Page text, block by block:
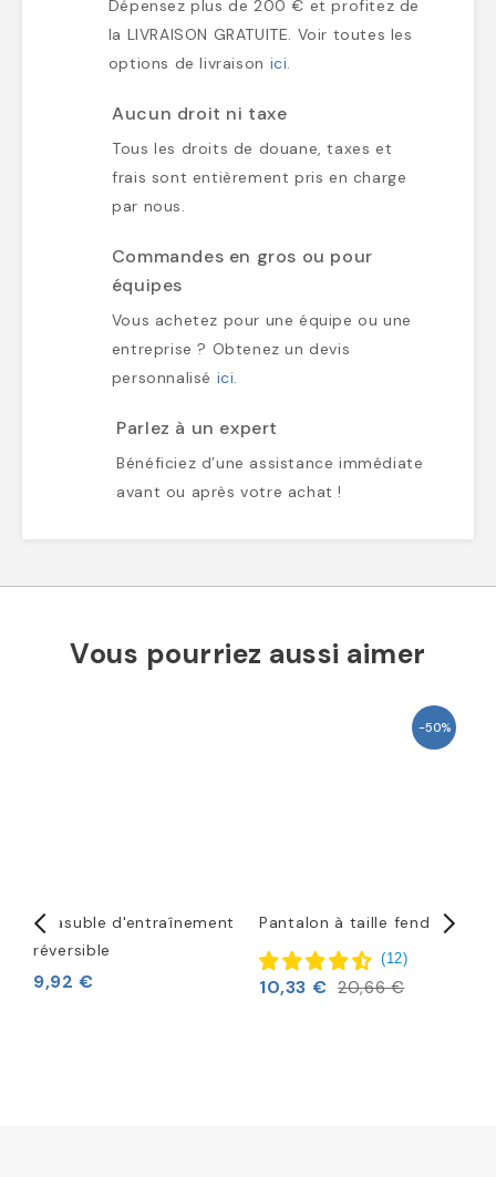
Dépensez plus de 200 € et profitez de
la LIVRAISON GRATUITE. Voir toutes les
options de livraison ici.
Aucun droit ni taxe
Tous les droits de douane, taxes et
frais sont entièrement pris en charge
par nous.
Commandes en gros ou pour
équipes
Vous achetez pour une équipe ou une
entreprise ? Obtenez un devis
personnalisé ici.
Parlez à un expert
Bénéficiez d’une assistance immédiate
avant ou après votre achat !
Vous pourriez aussi aimer
Chasuble d'entraînement
réversible
9,92 €
-50%
Pantalon à taille fendue
(12)
10,33 € 20,66 €